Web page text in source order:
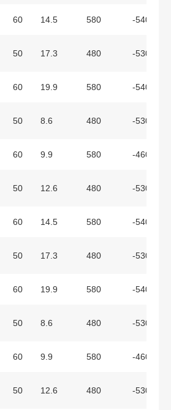
60 14.5 580 -540
50 17.3 480 -530
60 19.9 580 -540
50 8.6 480 -530
60 9.9 580 -460
50 12.6 480 -530
60 14.5 580 -540
50 17.3 480 -530
60 19.9 580 -540
50 8.6 480 -530
60 9.9 580 -460
50 12.6 480 -530